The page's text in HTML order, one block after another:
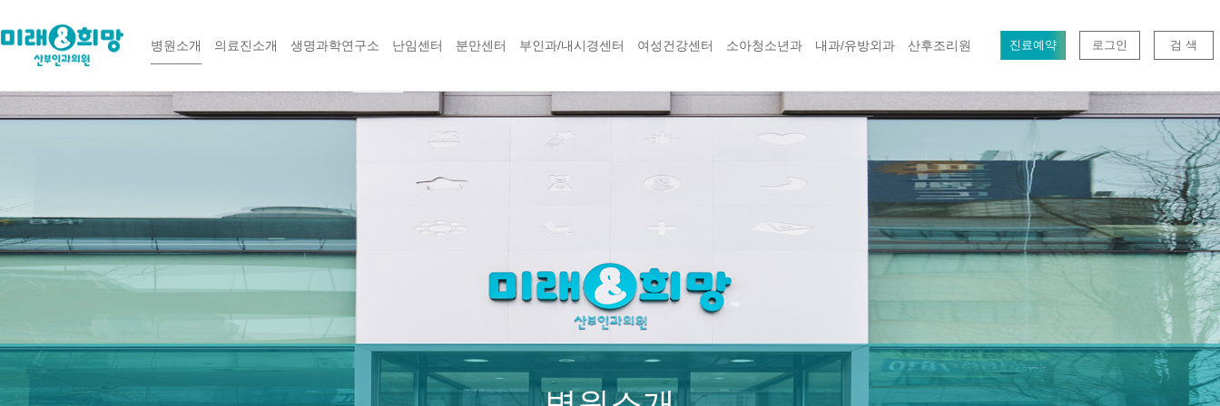
병원소개 의료진소개 생명과학연구소 난임센터 분만센터 부인과/내시경센터 여성건강센터 소아청소년과 내과/유방외과 산후조리원 진료예약 로그인 검 색